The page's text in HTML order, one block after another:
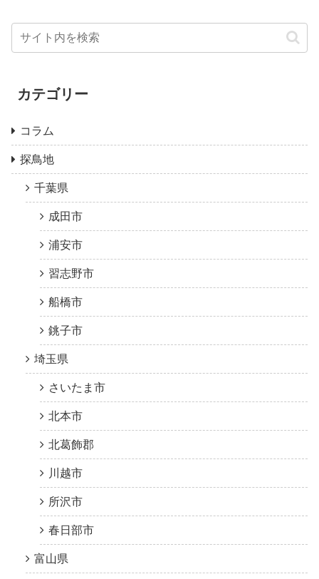
カテゴリー
コラム
探鳥地
千葉県
成田市
浦安市
習志野市
船橋市
銚子市
埼玉県
さいたま市
北本市
北葛飾郡
川越市
所沢市
春日部市
富山県